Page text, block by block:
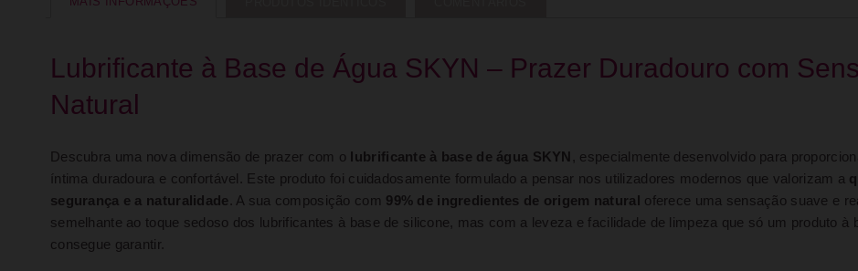
Lubrificante à Base de Água SKYN – Prazer Duradouro com
Natural
Descubra uma nova dimensão de prazer com o lubrificante à base de água SKYN , especialmente desenvolvido para
íntima duradoura e confortável. Este produto foi cuidadosamente formulado a pensar nos utilizadores modernos que valorizam a
segurança e a naturalidade . A sua composição com 99% de ingredientes de origem natural
oferece uma sensação suave e
semelhante ao toque sedoso dos lubrificantes à base de silicone, mas com a leveza e facilidade de limpeza que só um produto à
consegue garantir.